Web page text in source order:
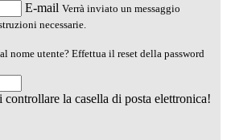
E-mail Verrà inviato un messaggio
necessarie.
nome utente? Effettua il reset della password
la casella di posta elettronica!